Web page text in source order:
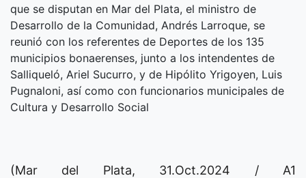
que se disputan en Mar del Plata, el ministro de
Desarrollo de la Comunidad, Andrés Larroque, se
reunió con los referentes de Deportes de los 135
municipios bonaerenses, junto a los intendentes de
Salliqueló, Ariel Sucurro, y de Hipólito Yrigoyen, Luis
Pugnaloni, así como con funcionarios municipales de
Cultura y Desarrollo Social
(Mar del Plata, 31.Oct.2024 / A1